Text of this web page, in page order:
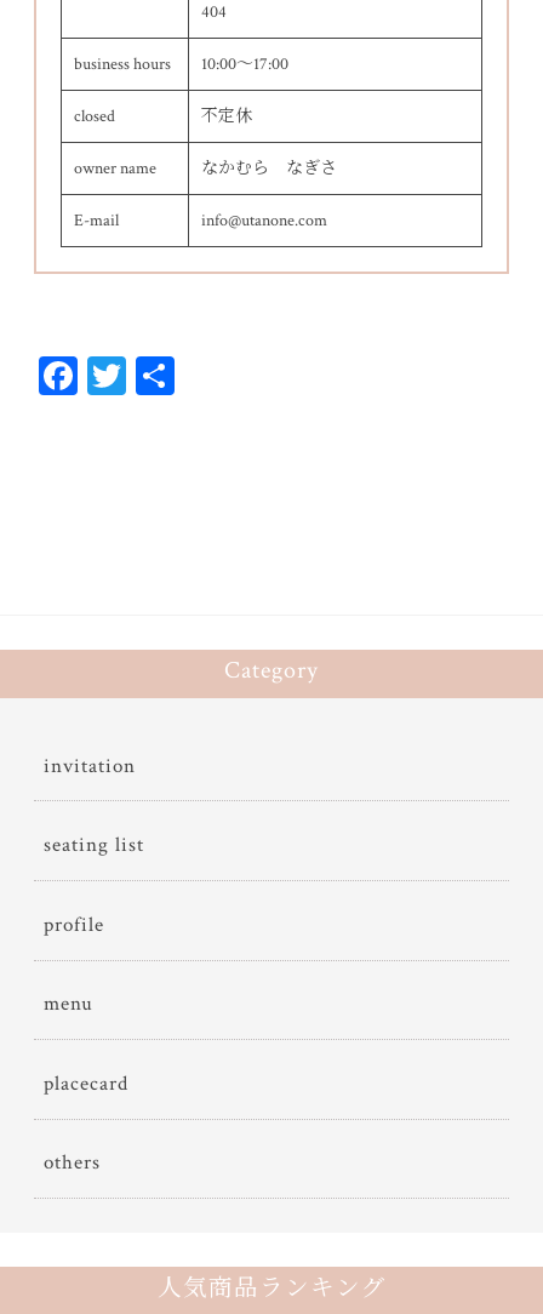
404
business hours 10:00～17:00
closed 不定休
owner name なかむら なぎさ
E-mail info@utanone.com
Fa T
Category
invitation
seating list
profile
menu
placecard
others
人気商品ランキング